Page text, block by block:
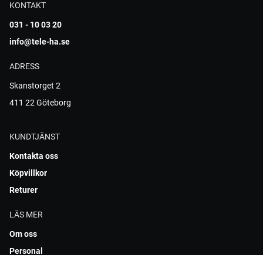
KONTAKT
031 - 10 03 20
info@tele-ha.se
ADRESS
Skanstorget 2
411 22 Göteborg
KUNDTJÄNST
Kontakta oss
Köpvillkor
Returer
LÄS MER
Om oss
Personal